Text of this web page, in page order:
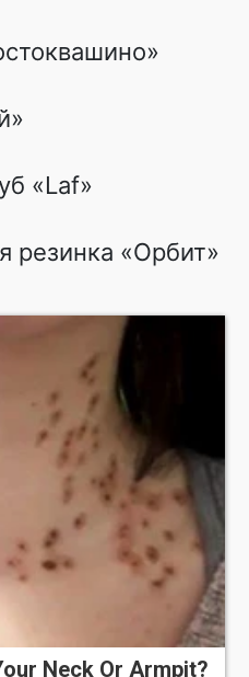
«Laf»
резинка «Орбит»
Neck Or Armpit?